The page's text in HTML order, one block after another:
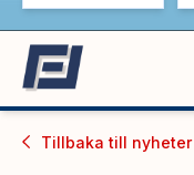
Tillbaka till nyheter